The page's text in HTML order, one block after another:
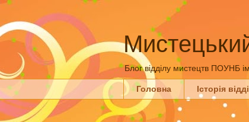
Блог відділу мистецтв ПОУНБ
Головна Історія